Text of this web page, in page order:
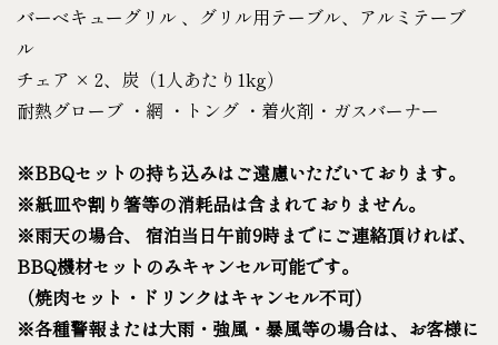
バーベキューグリル 、グリル用テーブル、アルミテーブ
ル
チェア × 2、炭（1人あたり1kg）
耐熱グローブ ・網 ・トング ・着火剤・ガスバーナー
※BBQセットの持ち込みはご遠慮いただいております。
※紙皿や割り箸等の消耗品は含まれておりません。
※雨天の場合、 宿泊当日午前9時までにご連絡頂ければ、
BBQ機材セットのみキャンセル可能です。
（焼肉セット・ドリンクはキャンセル不可）
※各種警報または大雨・強風・暴風等の場合は、お客様に